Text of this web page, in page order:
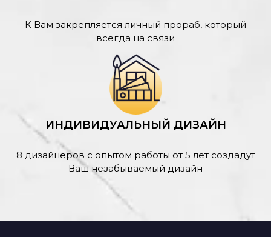
К Вам закрепляется личный прораб, который
всегда на связи
ИНДИВИДУАЛЬНЫЙ ДИЗАЙН
8 дизайнеров с опытом работы от 5 лет создадут
Ваш незабываемый дизайн